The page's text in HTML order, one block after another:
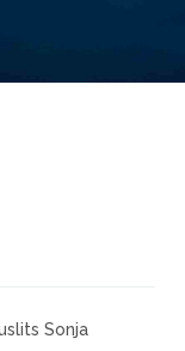
Sonja